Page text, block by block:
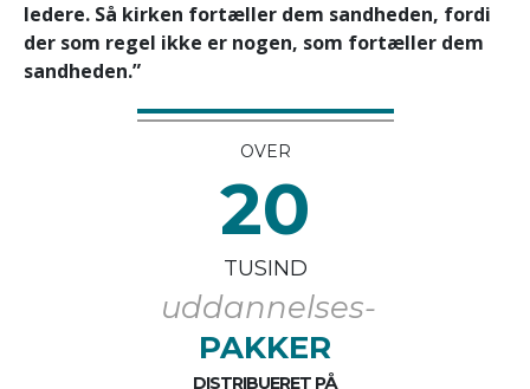
ledere. Så kirken fortæller dem sandheden, fordi
der som regel ikke er nogen, som fortæller dem
sandheden.”
OVER
20
TUSIND
uddannelses-
PAKKER
DISTRIBUERET PÅ